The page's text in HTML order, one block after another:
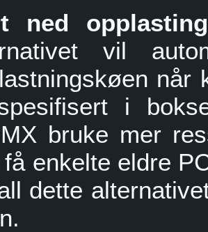
ned
vil
når
i
bruke mer
få enkelte eldre
dette